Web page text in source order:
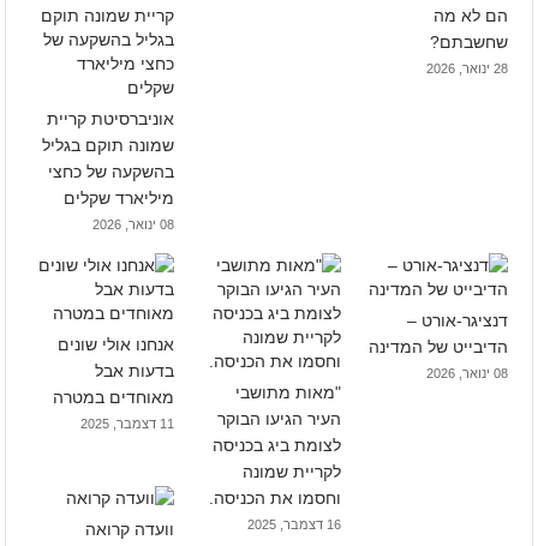
הם לא מה
שחשבתם?
28 ינואר, 2026
אוניברסיטת קריית
שמונה תוקם בגליל
בהשקעה של כחצי
מיליארד שקלים
08 ינואר, 2026
דנציגר-אורט –
הדיבייט של המדינה
08 ינואר, 2026
"מאות מתושבי
העיר הגיעו הבוקר
לצומת ביג בכניסה
לקריית שמונה
וחסמו את הכניסה.
16 דצמבר, 2025
אנחנו אולי שונים
בדעות אבל
מאוחדים במטרה
11 דצמבר, 2025
וועדה קרואה